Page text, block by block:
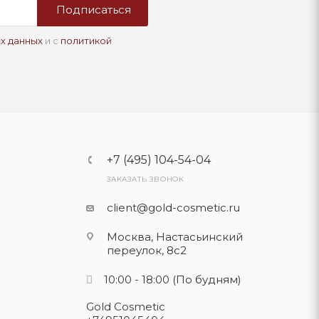
Подписаться
данныхи с политикой
+7 (495) 104-54-04
ЗАКАЗАТЬ ЗВОНОК
client@gold-cosmetic.ru
Москва, Настасьинский
переулок, 8с2
10:00 - 18:00 (По будням)
Gold Cosmetic